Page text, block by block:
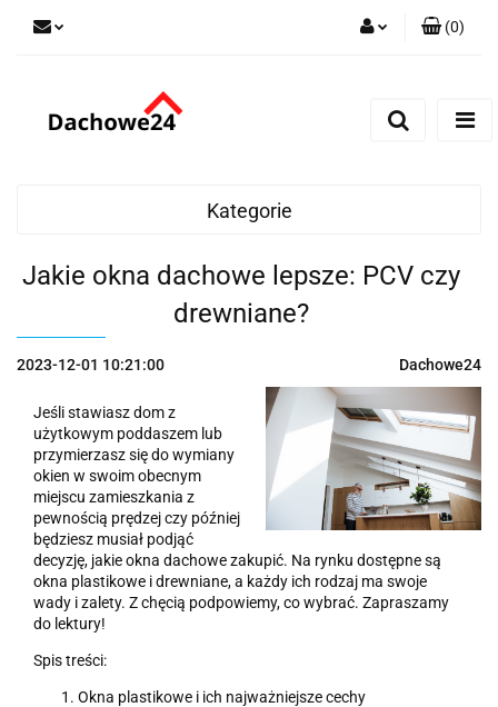
(0)
Kategorie
Jakie okna dachowe lepsze: PCV czy
drewniane?
2023-12-01 10:21:00 Dachowe24
Jeśli stawiasz dom z
użytkowym poddaszem lub
przymierzasz się do wymiany
okien w swoim obecnym
miejscu zamieszkania z
pewnością prędzej czy później
będziesz musiał podjąć
decyzję, jakie okna dachowe zakupić. Na rynku dostępne są
okna plastikowe i drewniane, a każdy ich rodzaj ma swoje
wady i zalety. Z chęcią podpowiemy, co wybrać. Zapraszamy
do lektury!
Spis treści:
Okna plastikowe i ich najważniejsze cechy